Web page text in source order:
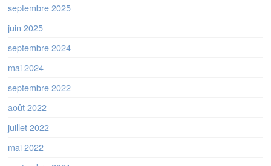
septembre 2025
juin 2025
septembre 2024
mai 2024
septembre 2022
août 2022
juillet 2022
mai 2022